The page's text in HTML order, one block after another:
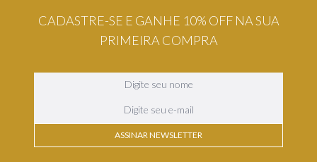
CADASTRE-SE E GANHE 10% OFF NA SUA
PRIMEIRA COMPRA
ASSINAR NEWSLETTER